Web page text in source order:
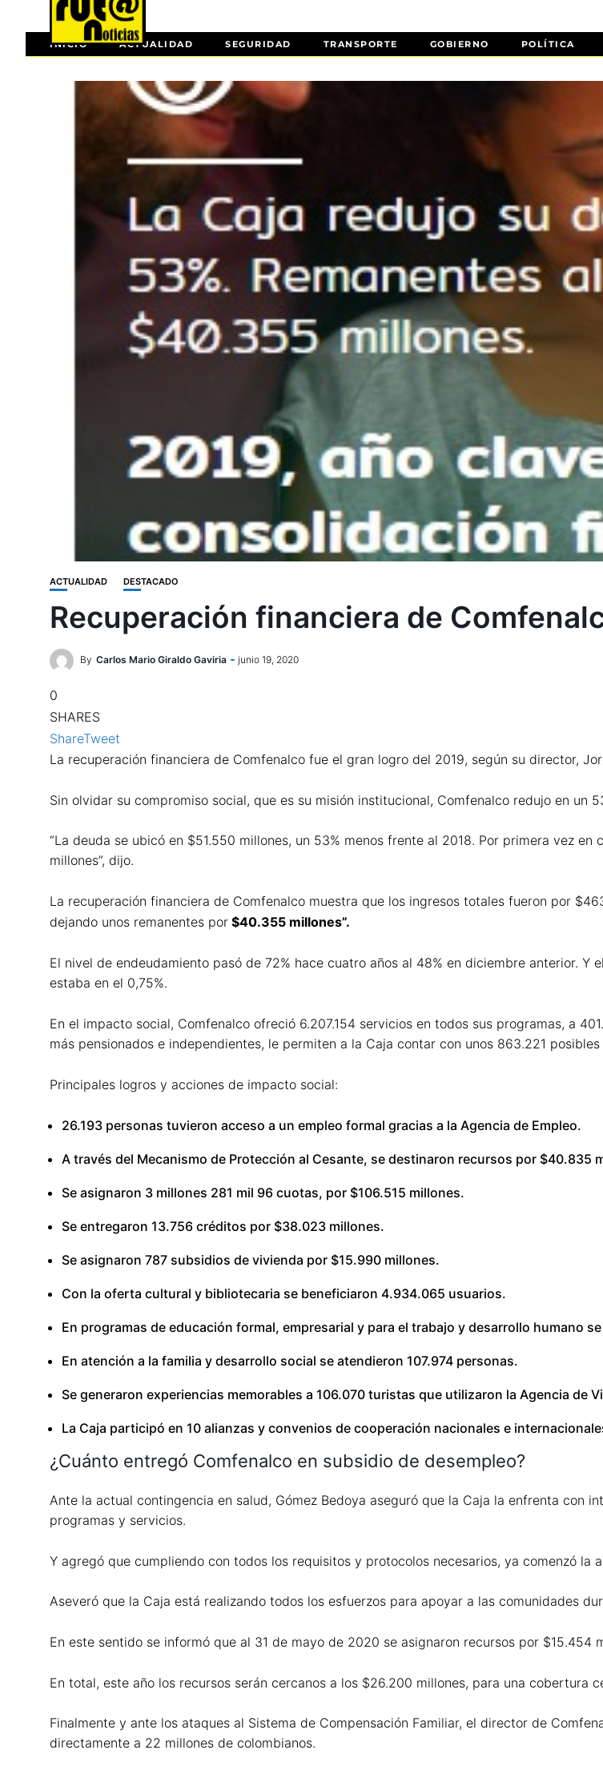
INICIO ACTUALIDAD SEGURIDAD TRANSPORTE GOBIERNO POLÍTICA
ACTUALIDAD DESTACADO
Recuperación financiera de
By Carlos Mario Giraldo Gaviria junio 19, 2020
0
SHARES
ShareTweet
La recuperación financiera de Comfenalco fue el gran logro del 2019, según su director,
Sin olvidar su compromiso social, que es su misión institucional, Comfenalco redujo en un
“La deuda se ubicó en $51.550 millones, un 53% menos frente al 2018. Por primera vez
millones”, dijo.
La recuperación financiera de Comfenalco muestra que los ingresos totales fueron por
dejando unos remanentes por $40.355 millones”.
El nivel de endeudamiento pasó de 72% hace cuatro años al 48% en diciembre anterior.
estaba en el 0,75%.
En el impacto social, Comfenalco ofreció 6.207.154 servicios en todos sus programas, a
más pensionados e independientes, le permiten a la Caja contar con unos 863.221
Principales logros y acciones de impacto social:
26.193 personas tuvieron acceso a un empleo formal gracias a la Agencia de Empleo.
A través del Mecanismo de Protección al Cesante, se destinaron recursos por $40.835
Se asignaron 3 millones 281 mil 96 cuotas, por $106.515 millones.
Se entregaron 13.756 créditos por $38.023 millones.
Se asignaron 787 subsidios de vivienda por $15.990 millones.
Con la oferta cultural y bibliotecaria se beneficiaron 4.934.065 usuarios.
En programas de educación formal, empresarial y para el trabajo y desarrollo humano
En atención a la familia y desarrollo social se atendieron 107.974 personas.
Se generaron experiencias memorables a 106.070 turistas que utilizaron la Agencia de
La Caja participó en 10 alianzas y convenios de cooperación nacionales e
¿Cuánto entregó Comfenalco en subsidio de desempleo?
Ante la actual contingencia en salud, Gómez Bedoya aseguró que la Caja la enfrenta con
programas y servicios.
Y agregó que cumpliendo con todos los requisitos y protocolos necesarios, ya comenzó la
Aseveró que la Caja está realizando todos los esfuerzos para apoyar a las comunidades
En este sentido se informó que al 31 de mayo de 2020 se asignaron recursos por $15.454
En total, este año los recursos serán cercanos a los $26.200 millones, para una cobertura
Finalmente y ante los ataques al Sistema de Compensación Familiar, el director de
directamente a 22 millones de colombianos.